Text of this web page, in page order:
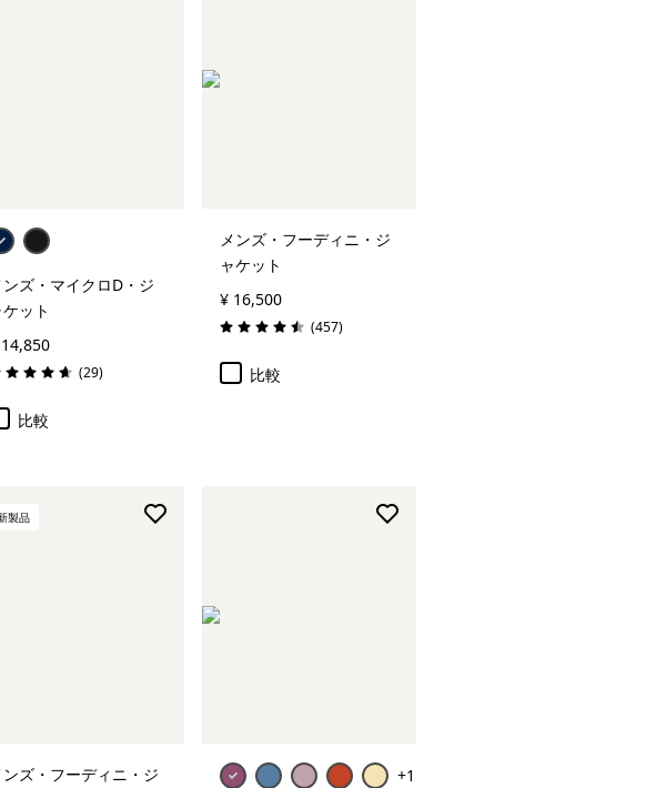
ンズ・マイクロD・ジ
ケット
: 4.7 / 5 (29レビュー
)
比較
メンズ・フーディニ・ジ
ャケット
¥ 16,500
評価: 4.5 / 5 (457レビュー
)
比較
製品
ンズ・フーディニ・ジ
+1